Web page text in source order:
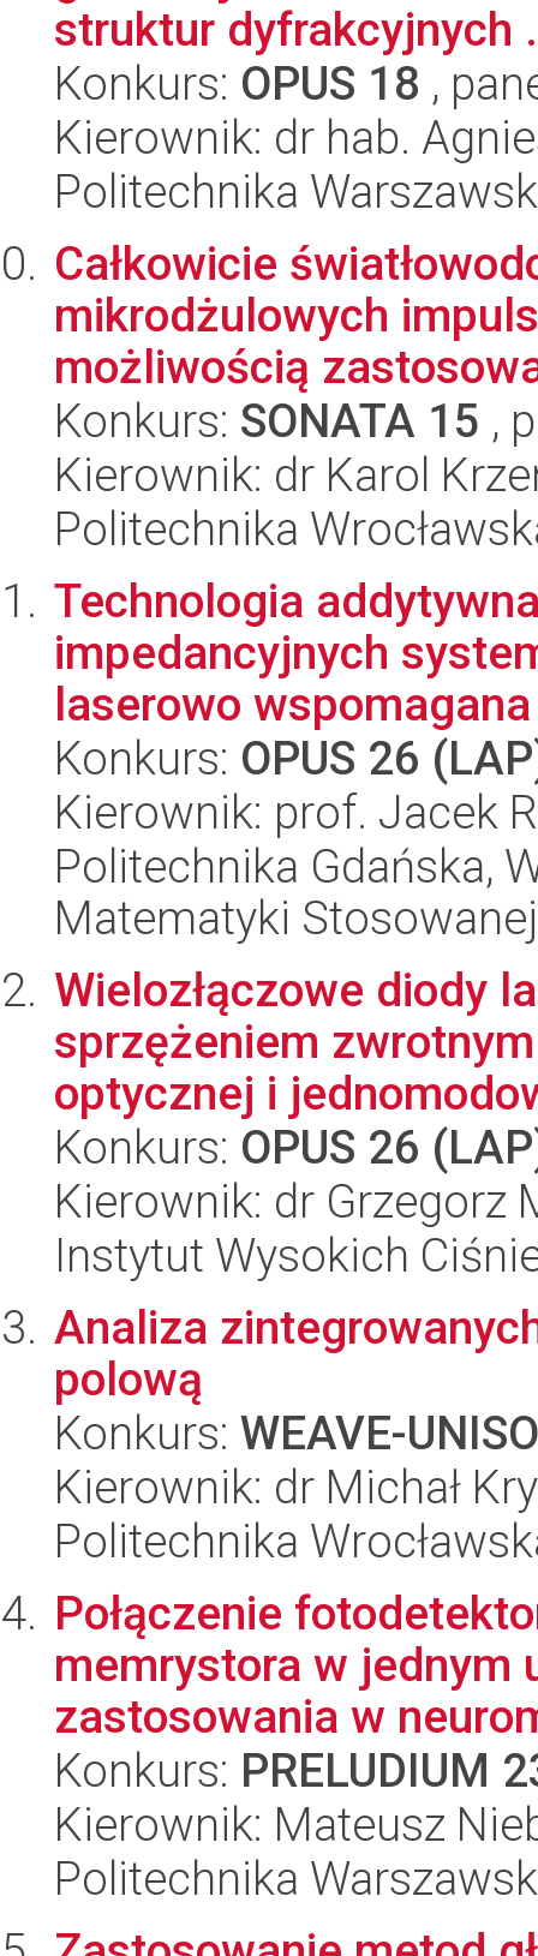
struktur dyfrakcyjnych
Konkurs: OPUS 18 ,
Kierownik: dr hab.
Politechnika
Całkowicie
mikrodżulowych
możliwością
Konkurs: SONATA 15 ,
Kierownik: dr Karol
Politechnika
Technologia
impedancyjnych
laserowo
Konkurs: OPUS 26
Kierownik: prof. Jacek
Politechnika Gdańska,
Matematyki Stosowanej
Wielozłączowe diody
sprzężeniem
optycznej i
Konkurs: OPUS 26
Kierownik: dr Grzegorz
Instytut Wysokich
Analiza
polową
Konkurs: WEAVE-
Kierownik: dr Michał
Politechnika
Połączenie
memrystora w jednym
zastosowania w
Konkurs: PRELUDIUM
Kierownik: Mateusz
Politechnika